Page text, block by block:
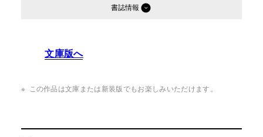
書誌情報
ISBN： 9784344026612
文庫版へ
この作品は文庫または新装版でもお楽しみいただけます。